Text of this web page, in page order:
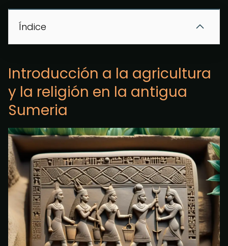
Índice
Introducción a la agricultura
y la religión en la antigua
Sumeria